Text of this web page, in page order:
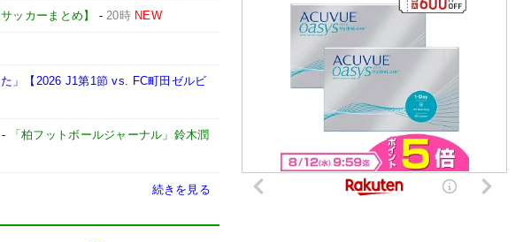
ッカーまとめ】 -20時 NEW
」【2026 J1第1節 vs. FC町田ゼルビ
-
「柏フットボールジャーナル」鈴木潤
続きを見る